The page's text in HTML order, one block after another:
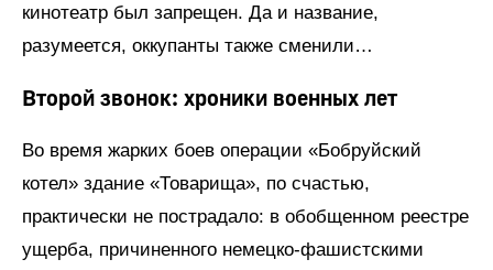
кинотеатр был запрещен. Да и название,
разумеется, оккупанты также сменили…
Второй звонок: хроники военных лет
Во время жарких боев операции «Бобруйский
котел» здание «Товарища», по счастью,
практически не пострадало: в обобщенном реестре
ущерба, причиненного немецко-фашистскими